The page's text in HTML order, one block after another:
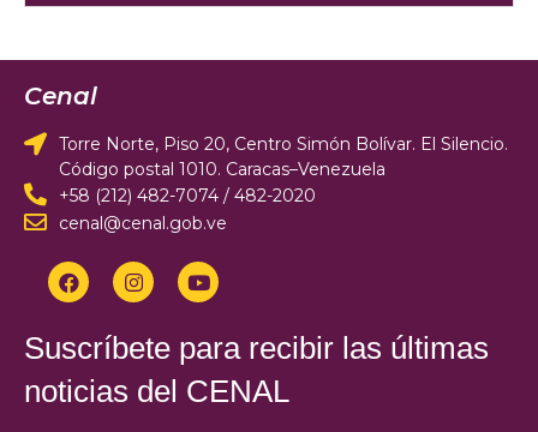
Cenal
Torre Norte, Piso 20, Centro Simón Bolívar. El Silencio.
Código postal 1010. Caracas–Venezuela
+58 (212) 482-7074 / 482-2020
cenal@cenal.gob.ve
Suscríbete para recibir las últimas
noticias del CENAL